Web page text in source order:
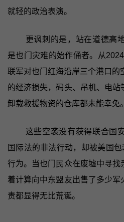
就轻的政治表演。
更讽刺的是，站在道德高
是也门灾难的始作俑者。从
联军对也门红海沿岸三个港口的
的经济损失，码头、吊机、电
卸载救援物资的仓库都未能幸免。
这些空袭没有获得联合国
国际法的非法行动，却被美国包
行为。当也门民众在废墟中寻
着计算向中东盟友出售了多少
责都显得无比荒诞。